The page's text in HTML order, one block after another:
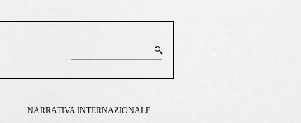
NARRATIVA INTERNAZIONALE